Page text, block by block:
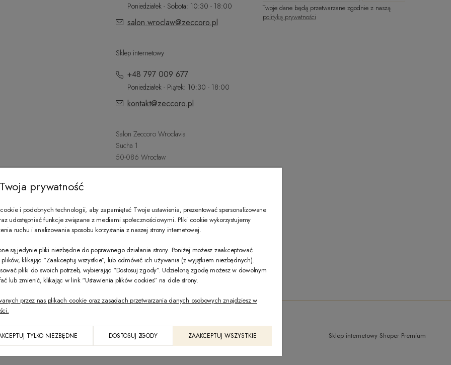
Poniedziałek - Sobota: 10:30 - 18:00
salon.wroclaw@zeccoro.pl
Sklep internetowy
+48 797 009 677
Poniedziałek - Piątek: 10:30 - 18:00
kontakt@zeccoro.pl
Salon Zeccoro Wroclavia
Sucha 1
50-086 Wrocław
wroclavia@zeccoro.pl
Twoje dane będą przetwarzane zgodnie z naszą
polityką prywatności
Sklep internetowy Shoper Premium
prywatność
i podobnych technologii, aby zapamiętać Twoje ustawienia, prezentować spersonalizowane
udostępniać funkcje związane z mediami społecznościowymi. Pliki cookie wykorzystujemy
ruchu i analizowania sposobu korzystania z naszej strony internetowej.
są jedynie pliki niezbędne do poprawnego działania strony. Poniżej możesz zaakceptować
klikając “Zaakceptuj wszystkie”, lub odmówić ich używania (z wyjątkiem niezbędnych).
pliki do swoich potrzeb, wybierając “Dostosuj zgody”. Udzieloną zgodę możesz w dowolnym
lub zmienić, klikając w link “Ustawienia plików cookies” na dole strony.
przez nas plikach cookie oraz zasadach przetwarzania danych osobowych znajdziesz w
TYLKO NIEZBĘDNE DOSTOSUJ ZGODY ZAAKCEPTUJ WSZYSTKIE